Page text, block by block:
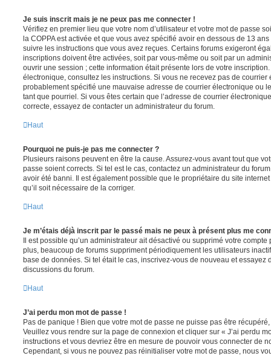
Je suis inscrit mais je ne peux pas me connecter !
Vérifiez en premier lieu que votre nom d’utilisateur et votre mot de passe
la COPPA est activée et que vous avez spécifié avoir en dessous de 13
suivre les instructions que vous avez reçues. Certains forums exigeront
inscriptions doivent être activées, soit par vous-même ou soit par un
ouvrir une session ; cette information était présente lors de votre
électronique, consultez les instructions. Si vous ne recevez pas de courrier
probablement spécifié une mauvaise adresse de courrier électronique ou
tant que pourriel. Si vous êtes certain que l’adresse de courrier
correcte, essayez de contacter un administrateur du forum.
Haut
Pourquoi ne puis-je pas me connecter ?
Plusieurs raisons peuvent en être la cause. Assurez-vous avant tout que
passe soient corrects. Si tel est le cas, contactez un administrateur du
avoir été banni. Il est également possible que le propriétaire du site
qu’il soit nécessaire de la corriger.
Haut
Je m’étais déjà inscrit par le passé mais ne peux à présent plus me
Il est possible qu’un administrateur ait désactivé ou supprimé votre
plus, beaucoup de forums suppriment périodiquement les utilisateurs
base de données. Si tel était le cas, inscrivez-vous de nouveau et essayez
discussions du forum.
Haut
J’ai perdu mon mot de passe !
Pas de panique ! Bien que votre mot de passe ne puisse pas être
Veuillez vous rendre sur la page de connexion et cliquer sur « J’ai perdu
instructions et vous devriez être en mesure de pouvoir vous connecter de
Cependant, si vous ne pouvez pas réinitialiser votre mot de passe, nous